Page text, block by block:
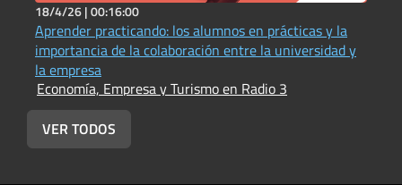
18/4/26 |00:16:00
Aprender practicando: los alumnos en prácticas y la
importancia de la colaboración entre la universidad y
la empresa
Economía, Empresa y Turismo en Radio 3
VER TODOS